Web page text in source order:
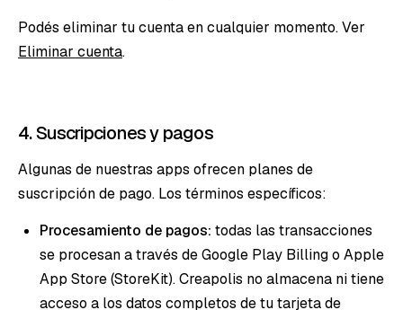
Podés eliminar tu cuenta en cualquier momento. Ver
Eliminar cuenta.
4. Suscripciones y pagos
Algunas de nuestras apps ofrecen planes de
suscripción de pago. Los términos específicos:
Procesamiento de pagos: todas las transacciones
se procesan a través de Google Play Billing o Apple
App Store (StoreKit). Creapolis no almacena ni tiene
acceso a los datos completos de tu tarjeta de